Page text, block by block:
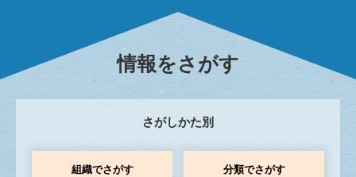
情報をさがす
さがしかた別
組織でさがす 分類でさがす